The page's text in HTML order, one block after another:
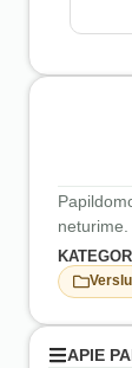
neturime.
APIE